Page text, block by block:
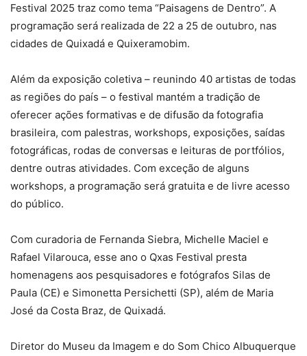
Festival 2025 traz como tema “Paisagens de Dentro”. A
programação será realizada de 22 a 25 de outubro, nas
cidades de Quixadá e Quixeramobim.
Além da exposição coletiva – reunindo 40 artistas de todas
as regiões do país – o festival mantém a tradição de
oferecer ações formativas e de difusão da fotografia
brasileira, com palestras, workshops, exposições, saídas
fotográficas, rodas de conversas e leituras de portfólios,
dentre outras atividades. Com exceção de alguns
workshops, a programação será gratuita e de livre acesso
do público.
Com curadoria de Fernanda Siebra, Michelle Maciel e
Rafael Vilarouca, esse ano o Qxas Festival presta
homenagens aos pesquisadores e fotógrafos Silas de
Paula (CE) e Simonetta Persichetti (SP), além de Maria
José da Costa Braz, de Quixadá.
Diretor do Museu da Imagem e do Som Chico Albuquerque